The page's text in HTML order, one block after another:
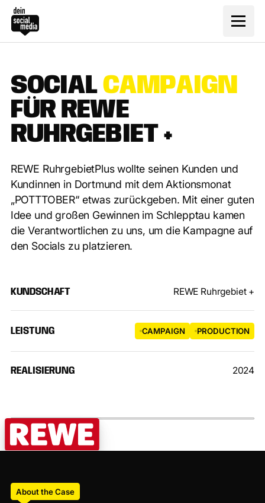
SOCIAL CAMPAIGN
FÜR REWE
RUHRGEBIET+
REWE RuhrgebietPlus wollte seinen Kunden und
Kundinnen in Dortmund mit dem Aktionsmonat
„POTTTOBER“ etwas zurückgeben. Mit einer guten
Idee und großen Gewinnen im Schlepptau kamen
die Verantwortlichen zu uns, um die Kampagne auf
den Socials zu platzieren.
KUNDSCHAFT REWE Ruhrgebiet +
LEISTUNG CAMPAIGN PRODUCTION
REALISIERUNG 2024
About the Case